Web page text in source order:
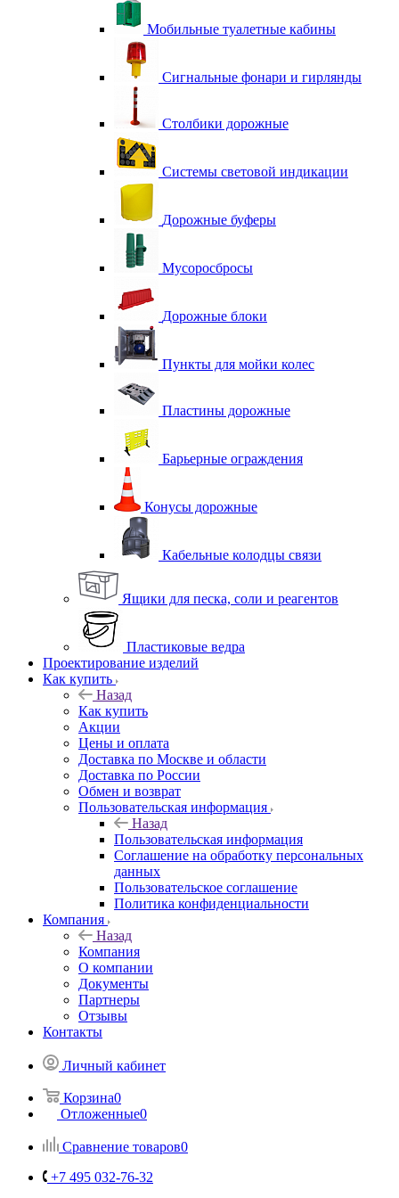
Мобильные туалетные кабины
Сигнальные фонари и гирлянды
Столбики дорожные
Системы световой индикации
Дорожные буферы
Мусоросбросы
Дорожные блоки
Пункты для мойки колес
Пластины дорожные
Барьерные ограждения
Конусы дорожные
Кабельные колодцы связи
Ящики для песка, соли и реагентов
Пластиковые ведра
Проектирование изделий
Как купить
Назад
Как купить
Акции
Цены и оплата
Доставка по Москве и области
Доставка по России
Обмен и возврат
Пользовательская информация
Назад
Пользовательская информация
Соглашение на обработку персональных
данных
Пользовательское соглашение
Политика конфиденциальности
Компания
Назад
Компания
О компании
Документы
Партнеры
Отзывы
Контакты
Личный кабинет
Корзина0
Отложенные0
Сравнение товаров0
+7 495 032-76-32